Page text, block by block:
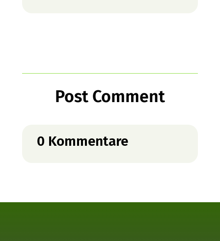
Post Comment
0 Kommentare